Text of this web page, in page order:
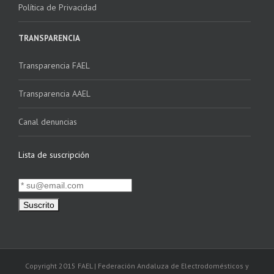
Política de Privacidad
TRANSPARENCIA
Transparencia FAEL
Transparencia AAEL
Canal denuncias
Lista de suscripción
Copyright 2015 FAEL | Federación Andaluza de Electrodomésticos y